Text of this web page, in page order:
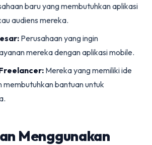
baru yang membutuhkan aplikasi
audiens mereka.
Perusahaan yang ingin
mereka dengan aplikasi mobile.
Mereka yang memiliki ide
membutuhkan bantuan untuk
Menggunakan